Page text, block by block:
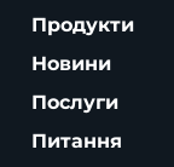
Продукти
Новини
Послуги
Питання